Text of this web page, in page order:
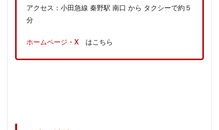
アクセス：小田急線 秦野駅 南口 から タクシーで約５
分
ホームページ ・ X はこちら